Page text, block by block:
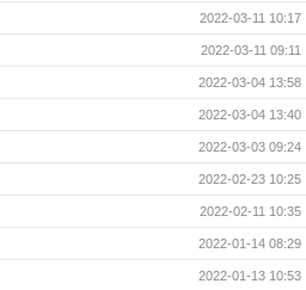
2022-03-11 10:17
2022-03-11 09:11
2022-03-04 13:58
2022-03-04 13:40
2022-03-03 09:24
2022-02-23 10:25
2022-02-11 10:35
2022-01-14 08:29
2022-01-13 10:53